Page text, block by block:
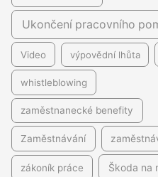
Ukončení pracovního
Video výpovědní lhůta
whistleblowing
zaměstnanecké benefity
Zaměstnávání
zákoník práce Škoda na